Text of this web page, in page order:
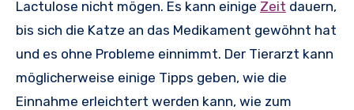
Lactulose nicht mögen. Es kann einige Zeit dauern,
bis sich die Katze an das Medikament gewöhnt hat
und es ohne Probleme einnimmt. Der Tierarzt kann
möglicherweise einige Tipps geben, wie die
Einnahme erleichtert werden kann, wie zum